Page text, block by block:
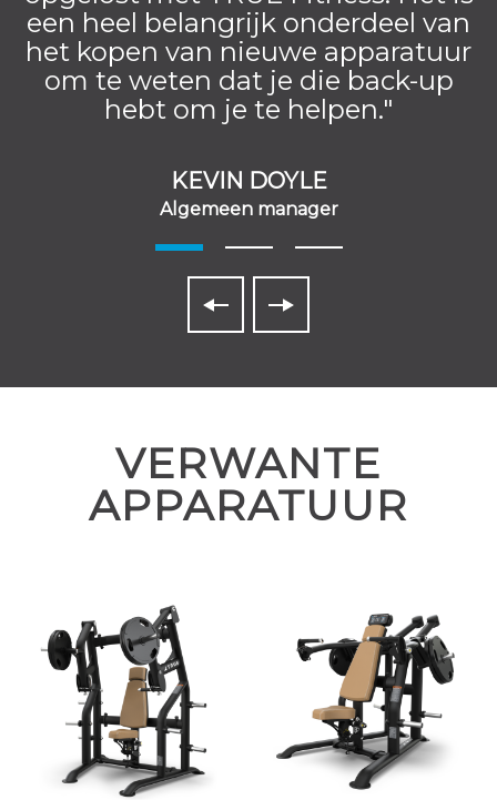
een heel belangrijk onderdeel van
het kopen van nieuwe apparatuur
om te weten dat je die back-up
hebt om je te helpen."
KEVIN DOYLE
Algemeen manager
VERWANTE
APPARATUUR